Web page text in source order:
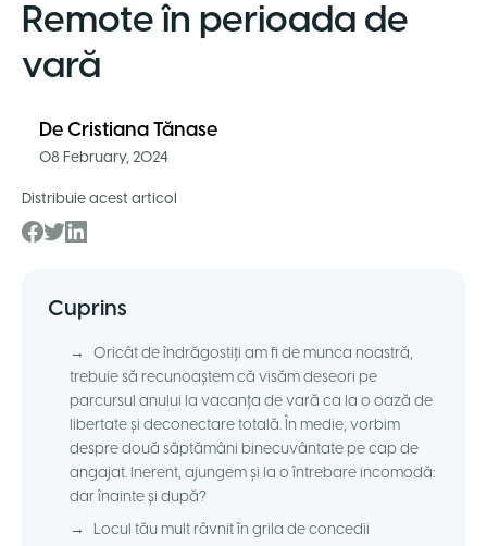
Remote în perioada de
vară
De Cristiana Tănase
08 February, 2024
Distribuie acest articol
Cuprins
→
Oricât de îndrăgostiţi am fi de munca noastră,
trebuie să recunoaştem că visăm deseori pe
parcursul anului la vacanţa de vară ca la o oază de
libertate şi deconectare totală. În medie, vorbim
despre două săptămâni binecuvântate pe cap de
angajat. Inerent, ajungem şi la o întrebare incomodă:
dar înainte şi după?
→
Locul tău mult râvnit în grila de concedii